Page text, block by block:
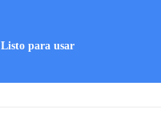
Listo para usar